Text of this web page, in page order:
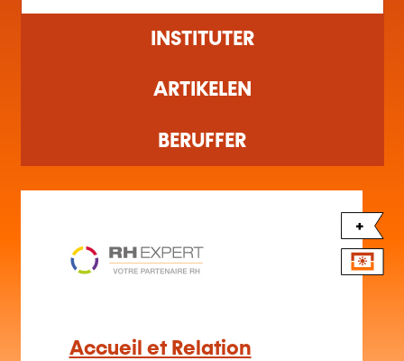
INSTITUTER
ARTIKELEN
BERUFFER
+
Accueil et Relation